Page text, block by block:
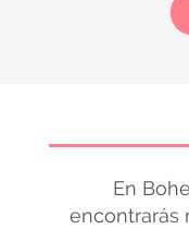
En
encontrarás